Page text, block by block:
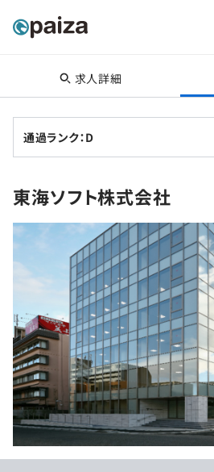
転職・キャリア
転職成功ガイド
転職エージェント
インタビュー
転職成功ガイド
新卒就活
求人検索
インターン
新卒エージェント
イベント・セミナー
インタビュー
学習
講座一覧
問題集
4択課題
ナレッジ
リファレンス
プラン
プログラミング言語
SQL
評価結果一覧
再チャレンジ結果一覧
ゲーム・マンガ
メディア
Tech Team Journal
paiza times
note
paizaとは？
求人詳細
通過ランク：D
東海ソフト株式会社